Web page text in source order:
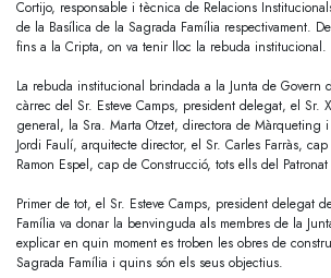
Cortijo, responsable i tècnica de Relacions
de la Basílica de la Sagrada Família respectivament.
fins a la Cripta, on va tenir lloc la rebuda institucional.
La rebuda institucional brindada a la Junta de Govern
càrrec del Sr. Esteve Camps, president delegat, el Sr.
general, la Sra. Marta Otzet, directora de Màrqueting
Jordi Faulí, arquitecte director, el Sr. Carles Farràs,
Ramon Espel, cap de Construcció, tots ells del
Primer de tot, el Sr. Esteve Camps, president delegat
Família va donar la benvinguda als membres de la
explicar en quin moment es troben les obres de
Sagrada Família i quins són els seus objectius.